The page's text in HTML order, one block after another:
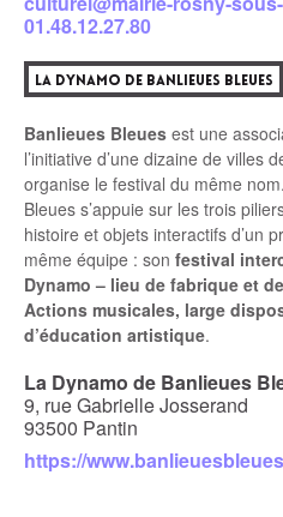
01.48.12.27.80
LA DYNAMO DE BANLIEUES BLEUES
Banlieues Bleues est une
l’initiative d’une dizaine de villes
organise le festival du même
Bleues s’appuie sur les trois
histoire et objets interactifs d’un
même équipe : son festival
Dynamo – lieu de fabrique et
Actions musicales, large
d’éducation artistique.
La Dynamo de Banlieues
9, rue Gabrielle Josserand
93500 Pantin
https://